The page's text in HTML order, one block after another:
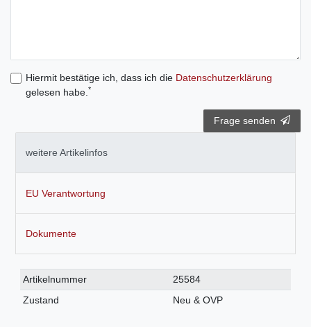
Hiermit bestätige ich, dass ich die Daten­schutz­erklärung
gelesen habe. *
Frage senden
weitere Artikelinfos
EU Verantwortung
Dokumente
Technisches
Merkmal
Wert
Artikelnummer
25584
Zustand
Neu & OVP